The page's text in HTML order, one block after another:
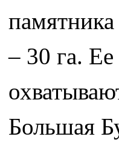
– 30 га.
Большая